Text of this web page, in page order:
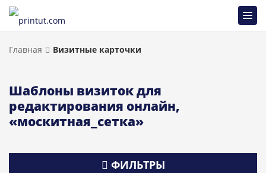
Главная Визитные карточки
Шаблоны визиток для
редактирования онлайн,
«москитная_сетка»
ФИЛЬТРЫ